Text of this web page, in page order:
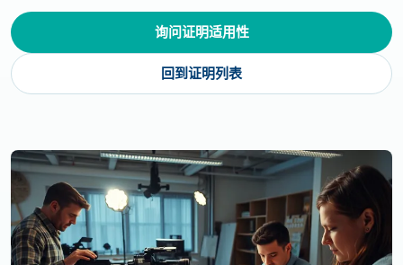
询问证明适用性
回到证明列表